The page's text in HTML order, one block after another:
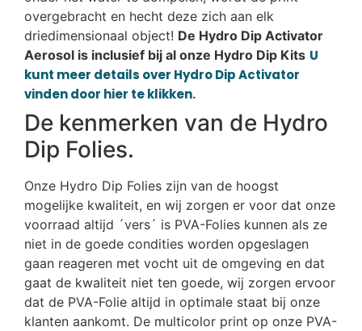
overgebracht en hecht deze zich aan elk
driedimensionaal object! De Hydro Dip Activator
Aerosol is inclusief bij al onze Hydro Dip Kits U
kunt meer details over Hydro Dip Activator
vinden door hier te klikken.
De kenmerken van de Hydro
Dip Folies.
Onze Hydro Dip Folies zijn van de hoogst
mogelijke kwaliteit, en wij zorgen er voor dat onze
voorraad altijd ´vers´ is PVA-Folies kunnen als ze
niet in de goede condities worden opgeslagen
gaan reageren met vocht uit de omgeving en dat
gaat de kwaliteit niet ten goede, wij zorgen ervoor
dat de PVA-Folie altijd in optimale staat bij onze
klanten aankomt. De multicolor print op onze PVA-